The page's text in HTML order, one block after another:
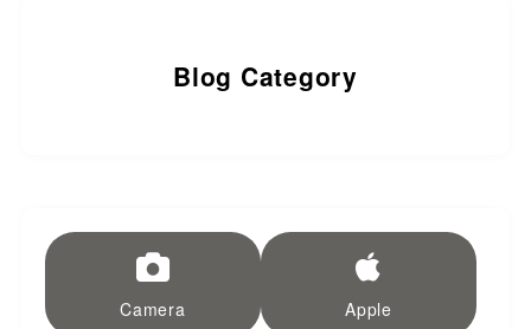
Blog Category
Camera Apple